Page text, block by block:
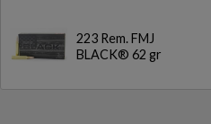
223 Rem. FMJ
BLACK® 62 gr